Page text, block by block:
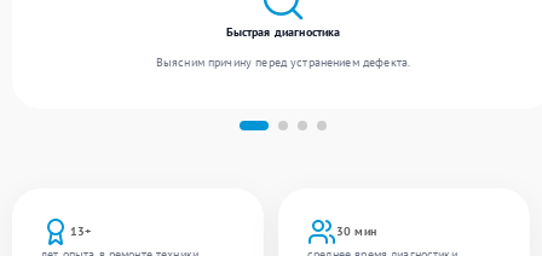
13+
30 мин
Быстрая диагностика
Выясним причину перед устранением дефекта.